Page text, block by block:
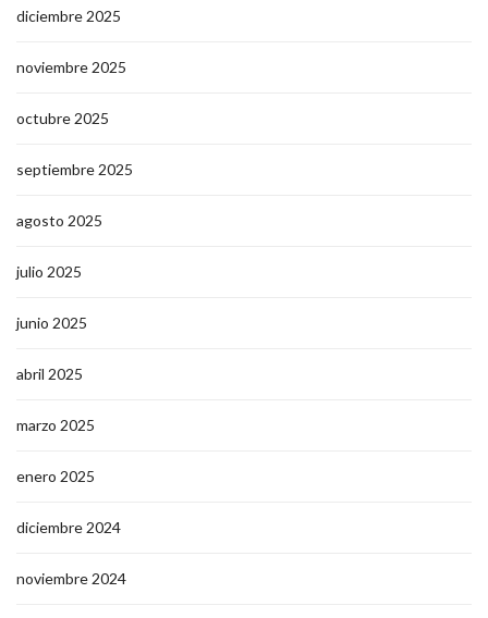
diciembre 2025
noviembre 2025
octubre 2025
septiembre 2025
agosto 2025
julio 2025
junio 2025
abril 2025
marzo 2025
enero 2025
diciembre 2024
noviembre 2024